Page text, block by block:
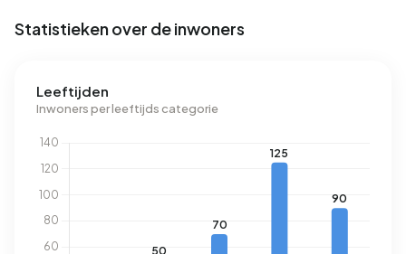
Statistieken over de inwoners
Leeftijden
Inwoners per leeftijds categorie